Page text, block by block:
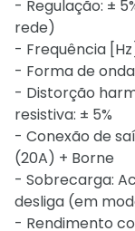
- Regulação: ±
rede)
- Frequência
- Forma de
- Distorção
resistiva: ± 5%
- Conexão de
(20A) + Borne
- Sobrecarga:
desliga (em
- Rendimento